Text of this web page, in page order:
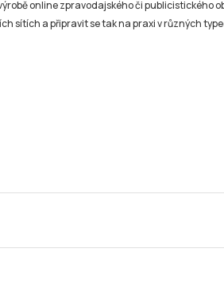
online zpravodajského či publicistického
sítích a připravit se tak na praxi v různých